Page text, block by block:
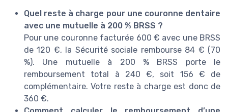
Quel reste à charge pour une couronne dentaire
avec une mutuelle à 200 % BRSS ?
Pour une couronne facturée 600 € avec une BRSS
de 120 €, la Sécurité sociale rembourse 84 € (70
%). Une mutuelle à 200 % BRSS porte le
remboursement total à 240 €, soit 156 € de
complémentaire. Votre reste à charge est donc de
360 €.